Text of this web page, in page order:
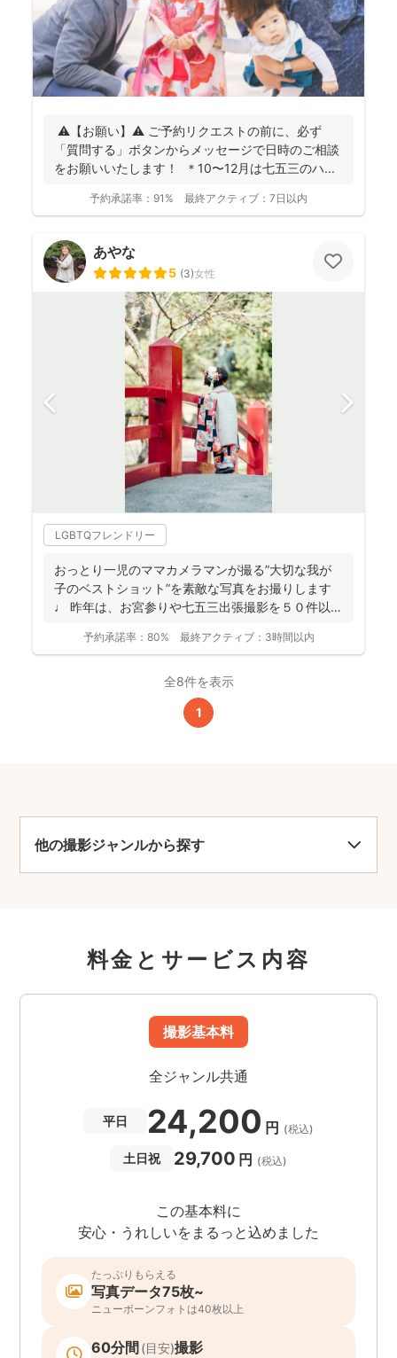
⚠️【お願い】⚠️ ご予約リクエストの前に、必ず
「質問する」ボタンからメッセージで日時のご相談
をお願いいたします！ ＊10〜12月は七五三のハ...
予約承諾率： 91% 最終アクティブ： 7日以内
あやな
5 (3)女性
LGBTQフレンドリー
おっとり一児のママカメラマンが撮る”大切な我が
子のベストショット”を素敵な写真をお撮りします
♩ 昨年は、お宮参りや七五三出張撮影を５０件以
予約承諾率： 80% 最終アクティブ： 3時間以内
全8件を表示
1
他の撮影ジャンルから探す
料金とサービス内容
撮影基本料
全ジャンル共通
平日 24,200 円 (税込)
土日祝 29,700 円 (税込)
この基本料に
安心・うれしいをまるっと込めました
たっぷりもらえる
写真データ75枚~
ニューボーンフォトは40枚以上
60分間 (目安)撮影